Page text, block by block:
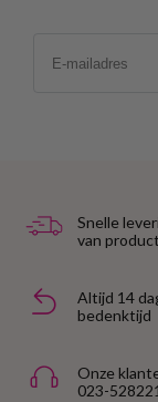
Snelle
van
Altijd 14
bedenktijd
Onze
023-